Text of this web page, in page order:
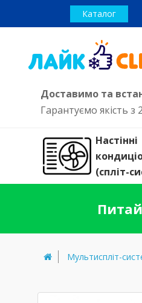
Каталог
Доставимо та
Гарантуємо якість з
Настінні
(спліт-
Мультиспліт-